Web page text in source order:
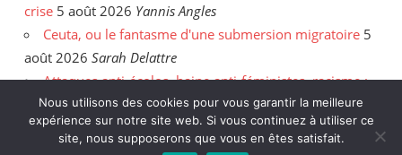
crise 5 août 2026 Yannis Angles
Ceuta, ou le fantasme d'une submersion migratoire 5
août 2026 Sarah Delattre
Attaques anti-écolos, haine anti-féministes, racisme :
face aux incendies, les délires de l'extrême droite 31
juillet 2026 Enzo Hanart
Nous utilisons des cookies pour vous garantir la meilleure
expérience sur notre site web. Si vous continuez à utiliser ce
site, nous supposerons que vous en êtes satisfait.